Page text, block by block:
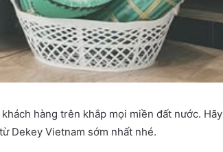
hàng trên khắp mọi miền đất nước. Hãy
Dekey Vietnam sớm nhất nhé.